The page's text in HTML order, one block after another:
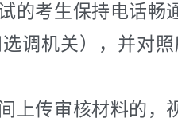
的考生保持电话畅
调机关），并对
上传审核材料的，